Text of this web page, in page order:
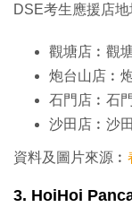
DSE考生應援店地
觀塘店︰觀
炮台山店︰
石門店︰石
沙田店︰沙
資料及圖片來源︰
3. HoiHoi